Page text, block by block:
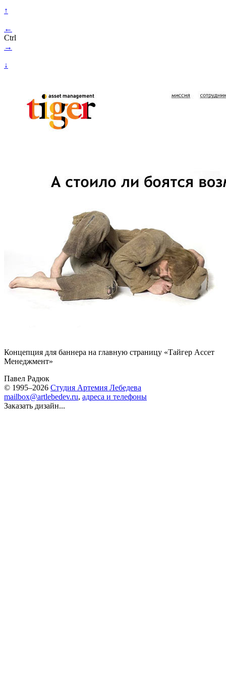
↑
←
Ctrl
→
↓
Концепция для баннера на главную страницу «Тайгер Ассет
Менеджмент»
Павел Радюк
© 1995–2026 Студия Артемия Лебедева
mailbox@artlebedev.ru, адреса и телефоны
Заказать дизайн...